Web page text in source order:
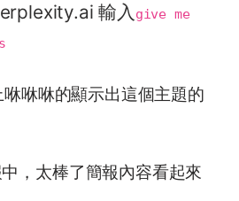
輸入 give me
咻咻的顯示出這個主題的
，太棒了簡報內容看起來